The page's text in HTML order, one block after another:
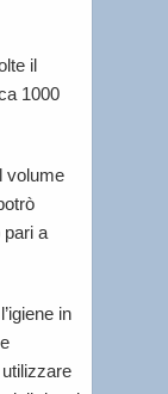
il
1000
volume
pari a
in